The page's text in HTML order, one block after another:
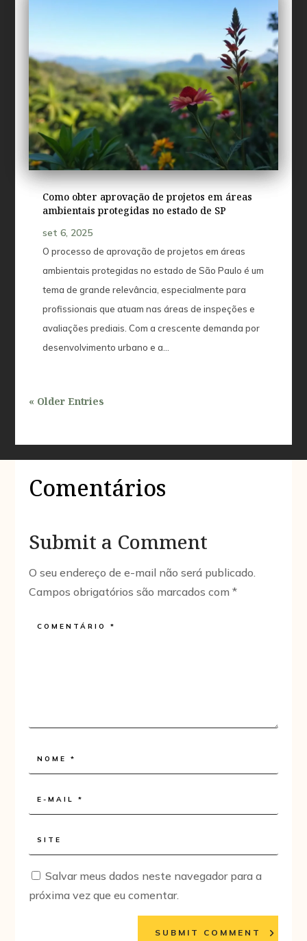
Como obter aprovação de projetos em áreas
ambientais protegidas no estado de SP
set 6, 2025
O processo de aprovação de projetos em áreas
ambientais protegidas no estado de São Paulo é um
tema de grande relevância, especialmente para
profissionais que atuam nas áreas de inspeções e
avaliações prediais. Com a crescente demanda por
desenvolvimento urbano e a...
« Older Entries
Comentários
Submit a Comment
O seu endereço de e-mail não será publicado.
Campos obrigatórios são marcados com*
Salvar meus dados neste navegador para a
próxima vez que eu comentar.
SUBMIT COMMENT